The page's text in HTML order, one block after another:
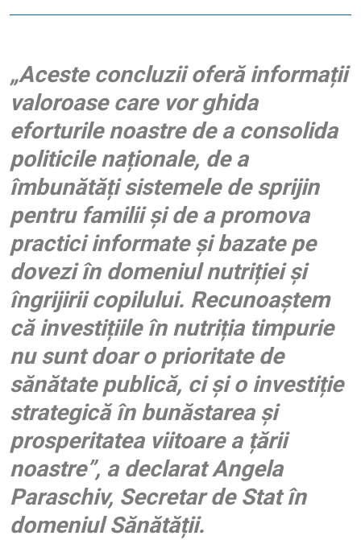
„Aceste concluzii oferă informații
valoroase care vor ghida
eforturile noastre de a consolida
politicile naționale, de a
îmbunătăți sistemele de sprijin
pentru familii și de a promova
practici informate și bazate pe
dovezi în domeniul nutriției și
îngrijirii copilului. Recunoaștem
că investițiile în nutriția timpurie
nu sunt doar o prioritate de
sănătate publică, ci și o investiție
strategică în bunăstarea și
prosperitatea viitoare a țării
noastre”, a declarat Angela
Paraschiv, Secretar de Stat în
domeniul Sănătății.